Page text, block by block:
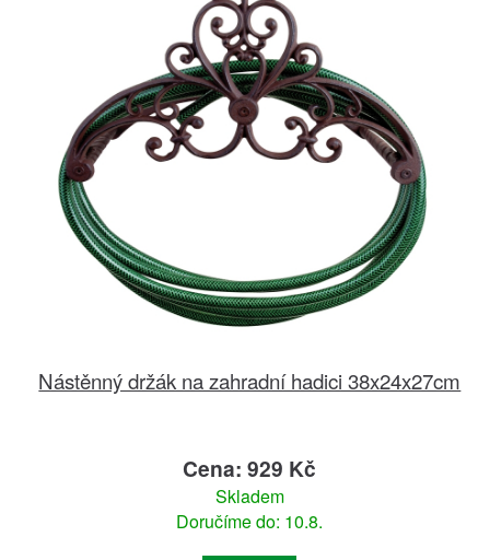
Nástěnný držák na zahradní hadici 38x24x27cm
Cena: 929 Kč
Skladem
Doručíme do: 10.8.